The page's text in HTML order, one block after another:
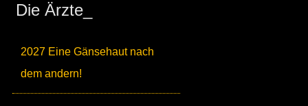
Die Ärzte_
2027 Eine Gänsehaut nach
dem andern!